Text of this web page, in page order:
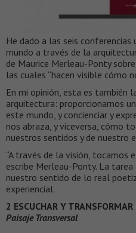
He dado a las seis
mundo a través de la
de Maurice Merleau-Ponty
las cuales “hacen visible cómo
En mi opinión, esta es también
arquitectura: proporcionarnos
este mundo, y concienciar y
nos abraza, y viceversa, cómo
nuestros sentidos y de nuestro
“A través de la visión, tocamos
escribe Merleau-Ponty. La
nuestro sentido de lo real
experiencial.
2 ESCUCHAR Y
Paisaje Transversal